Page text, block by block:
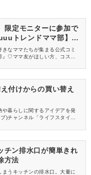
限定モニターに参加で
トレンドママ部】部
なママたちが集まる公式コミ
♡ママ友がほしい方、コスメサ
！
付けからの買い替え
暮らしに関するアイデアを発
)チャンネル「ライフスタイル
替えてよかったおすすめのも
チン排水口が簡単きれ
方法
うキッチンの排水口。大量に